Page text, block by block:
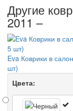
Другие
2011 –
Eva Коврики в
шт)
Цвета: